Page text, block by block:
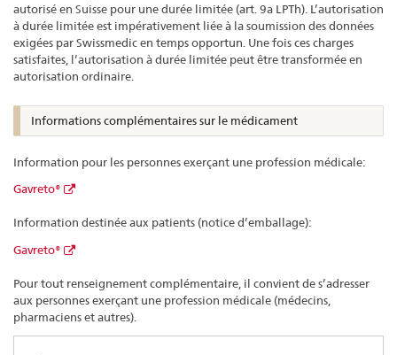
autorisé en Suisse pour une durée limitée (art. 9a LPTh). L’autorisation
à durée limitée est impérativement liée à la soumission des données
exigées par Swissmedic en temps opportun. Une fois ces charges
satisfaites, l’autorisation à durée limitée peut être transformée en
autorisation ordinaire.
Informations complémentaires sur le médicament
Information pour les personnes exerçant une profession médicale:
Gavreto®
Information destinée aux patients (notice d’emballage):
Gavreto®
Pour tout renseignement complémentaire, il convient de s’adresser
aux personnes exerçant une profession médicale (médecins,
pharmaciens et autres).